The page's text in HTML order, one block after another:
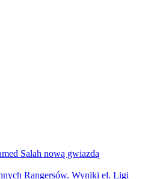
Salah nową gwiazdą
Rangersów. Wyniki el. Ligi